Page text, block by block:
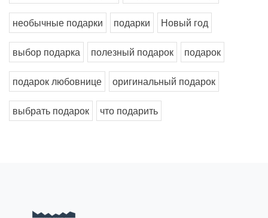
необычные подарки подарки Новый год
выбор подарка полезный подарок подарок
подарок любовнице оригинальный подарок
выбрать подарок что подарить